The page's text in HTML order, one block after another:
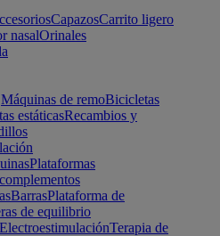
CapazosCarrito ligero
nasalOrinales
Máquinas de remoBicicletas
estáticasRecambios y
Plataformas
BarrasPlataforma de
de equilibrio
ElectroestimulaciónTerapia de